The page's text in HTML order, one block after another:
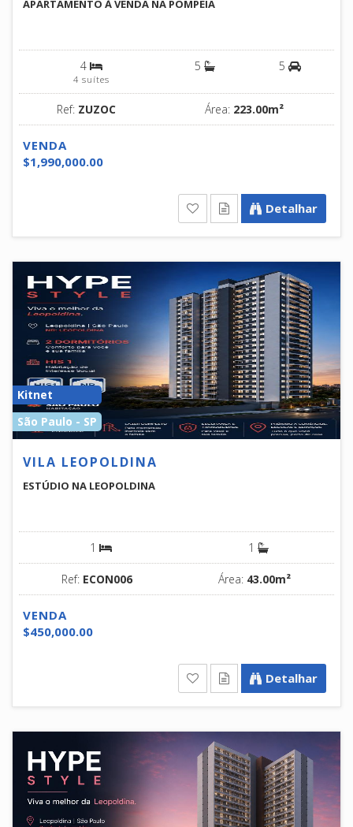
APARTAMENTO À VENDA NA POMPEIA
4
4 suítes
5 5
Ref: ZUZOC Área: 223.00m²
VENDA
$1,990,000.00
Detalhar
Kitnet
São Paulo - SP
VILA LEOPOLDINA
ESTÚDIO NA LEOPOLDINA
1 1
Ref: ECON006 Área: 43.00m²
VENDA
$450,000.00
Detalhar